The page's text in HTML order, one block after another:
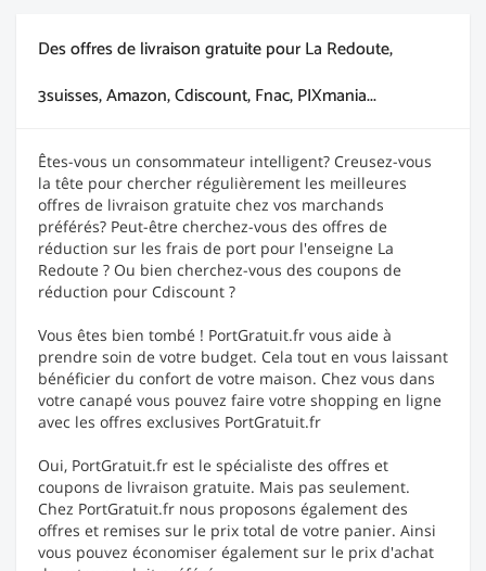
Des offres de livraison gratuite pour La Redoute,
3suisses, Amazon, Cdiscount, Fnac, PIXmania...
Êtes-vous un consommateur intelligent? Creusez-vous
la tête pour chercher régulièrement les meilleures
offres de livraison gratuite chez vos marchands
préférés? Peut-être cherchez-vous des offres de
réduction sur les frais de port pour l'enseigne La
Redoute ? Ou bien cherchez-vous des coupons de
réduction pour Cdiscount ?
Vous êtes bien tombé ! PortGratuit.fr vous aide à
prendre soin de votre budget. Cela tout en vous laissant
bénéficier du confort de votre maison. Chez vous dans
votre canapé vous pouvez faire votre shopping en ligne
avec les offres exclusives PortGratuit.fr
Oui, PortGratuit.fr est le spécialiste des offres et
coupons de livraison gratuite. Mais pas seulement.
Chez PortGratuit.fr nous proposons également des
offres et remises sur le prix total de votre panier. Ainsi
vous pouvez économiser également sur le prix d'achat